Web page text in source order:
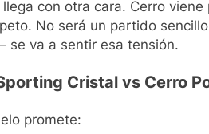
con otra cara. Cerro
No será un partido
se va a sentir esa tensión.
Cristal vs Cerro
promete: